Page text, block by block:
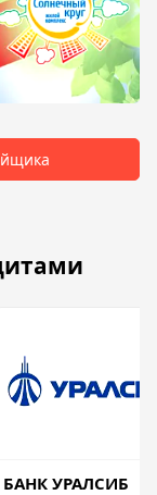
БАНК УРАЛСИБ